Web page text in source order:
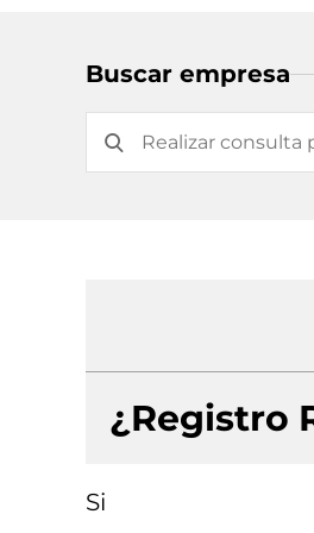
Buscar empresa
¿Registro
Si